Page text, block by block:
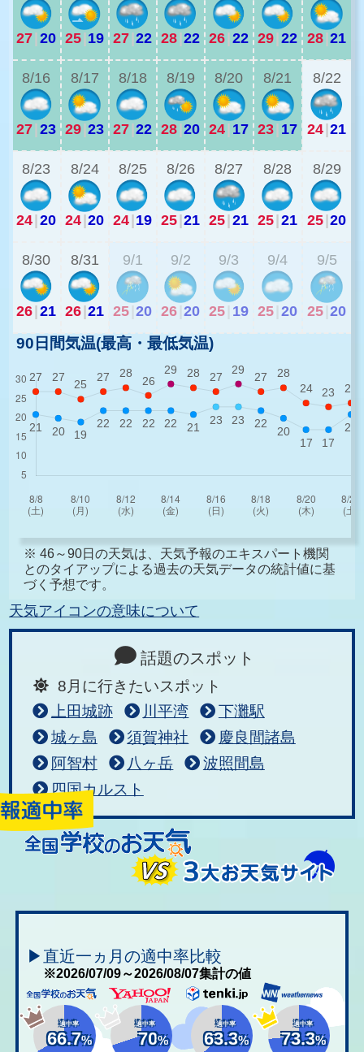
27|20 25|19 27|22 28|22 26|22 29|22 28|21
8/16
27|23
8/17
29|23
8/18
27|22
8/19
28|20
8/20
24| 17
8/21
23| 17
8/22
24|21
8/23
24|20
8/24
24|20
8/25
24|19
8/26
25|21
8/27
25|21
8/28
25|21
8/29
25|20
8/30
26|21
8/31
26|21
9/1
25 20
9/2
26 20
9/3
25 19
9/4
25 20
9/5
25 20
90日間気温(最高・最低気温)
※ 46～90日の天気は、天気予報のエキスパート機関
とのタイアップによる過去の天気データの統計値に基
づく予想です。
天気アイコンの意味について
話題のスポット
8月に行きたいスポット
上田城跡
川平湾
下灘駅
城ヶ島
須賀神社
慶良間諸島
阿智村
八ヶ岳
波照間島
四国カルスト
▶直近一ヵ月の適中率比較
※2026/07/09～2026/08/07集計の値
適中率
66.7%
適中率
70%
適中率
63.3%
適中率
73.3%